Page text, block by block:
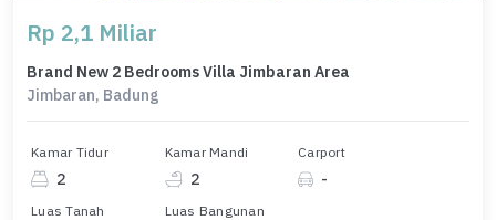
Rp 2,1 Miliar
Brand New 2 Bedrooms Villa Jimbaran Area
Jimbaran, Badung
Kamar Tidur
2
Kamar Mandi
2
Carport
-
Luas Tanah Luas Bangunan